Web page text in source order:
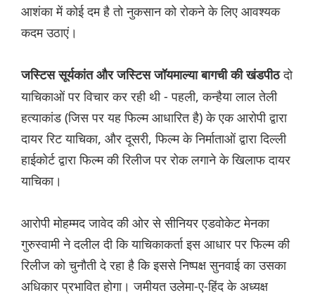
आशंका में कोई दम है तो नुकसान को रोकने के लिए आवश्यक
कदम उठाएं।
जस्टिस सूर्यकांत और जस्टिस जॉयमाल्या बागची की खंडपीठदो
याचिकाओं पर विचार कर रही थी - पहली, कन्हैया लाल तेली
हत्याकांड (जिस पर यह फिल्म आधारित है) के एक आरोपी द्वारा
दायर रिट याचिका, और दूसरी, फिल्म के निर्माताओं द्वारा दिल्ली
हाईकोर्ट द्वारा फिल्म की रिलीज पर रोक लगाने के खिलाफ दायर
याचिका।
आरोपी मोहम्मद जावेद की ओर से सीनियर एडवोकेट मेनका
गुरुस्वामी ने दलील दी कि याचिकाकर्ता इस आधार पर फिल्म की
रिलीज को चुनौती दे रहा है कि इससे निष्पक्ष सुनवाई का उसका
अधिकार प्रभावित होगा। जमीयत उलेमा-ए-हिंद के अध्यक्ष